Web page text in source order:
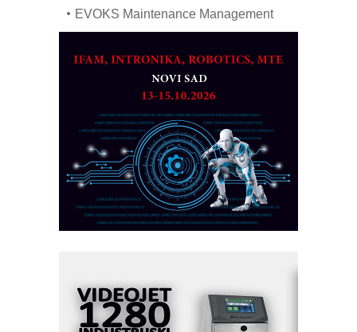
EVOKS Maintenance Management
na viši nivo
Detekcija različitih oblika
MAREX - Lim i mašine za savremena
rešenja
Marcom-plast d.o.o.- vaš pouzdan
partner
CTO - Prilagodite svoju toplinsku
obradu!
Razvoj asortimanskog pravca MINI-
PLC AKYTEC
MOTOMAN – NEXT-Robotika vođena
veštačkom inteligencijom
I.SAFE MOBILE revolucioniše